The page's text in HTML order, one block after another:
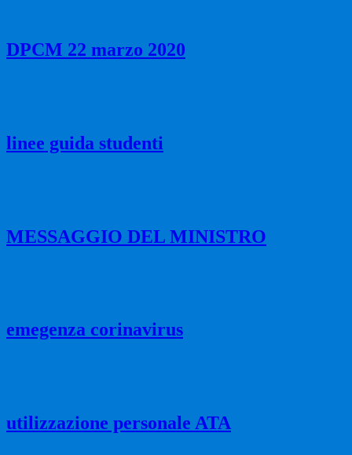
DPCM 22 marzo 2020
linee guida studenti
MESSAGGIO DEL MINISTRO
emegenza corinavirus
utilizzazione personale ATA